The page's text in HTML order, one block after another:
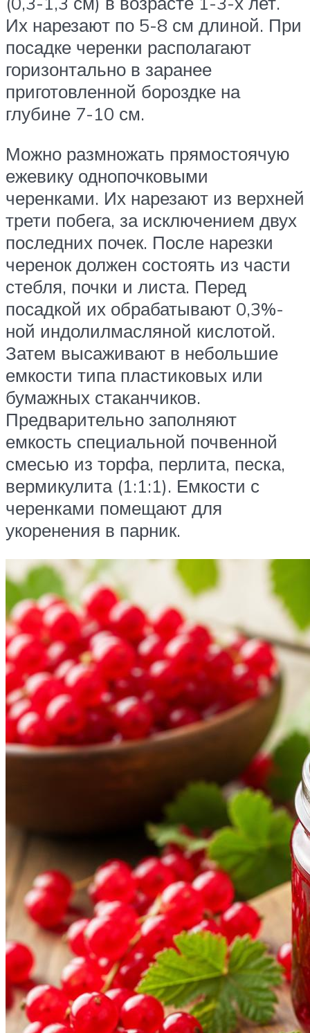
Их нарезают по 5-8 см длиной. При
посадке черенки располагают
горизонтально в заранее
приготовленной бороздке на
глубине 7-10 см.
Можно размножать прямостоячую
ежевику однопочковыми
черенками. Их нарезают из верхней
трети побега, за исключением двух
последних почек. После нарезки
черенок должен состоять из части
стебля, почки и листа. Перед
посадкой их обрабатывают 0,3%-
ной индолилмасляной кислотой.
Затем высаживают в небольшие
емкости типа пластиковых или
бумажных стаканчиков.
Предварительно заполняют
емкость специальной почвенной
смесью из торфа, перлита, песка,
вермикулита (1:1:1). Емкости с
черенками помещают для
укоренения в парник.